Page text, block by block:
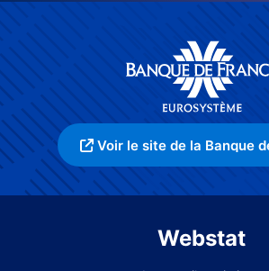
Voir le site de la Banque
Webstat